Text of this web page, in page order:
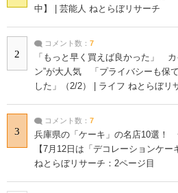
中】 | 芸能人 ねとらぼリサーチ
2
コメント数： 7
「もっと早く買えば良かった」
ン”が大人気 「プライバシーも保
した」（2/2） | ライフ ねとらぼリ
3
コメント数： 7
兵庫県の「ケーキ」の名店10選！
【7月12日は「デコレーションケ
ねとらぼリサーチ：2ページ目